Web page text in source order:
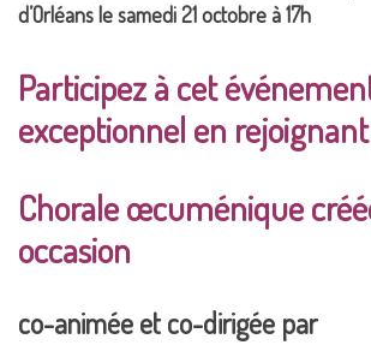
d’Orléans le samedi 21 octobre à 17h
Participez à cet
exceptionnel en
Chorale œcuménique
occasion
co-animée et co-dirigée par